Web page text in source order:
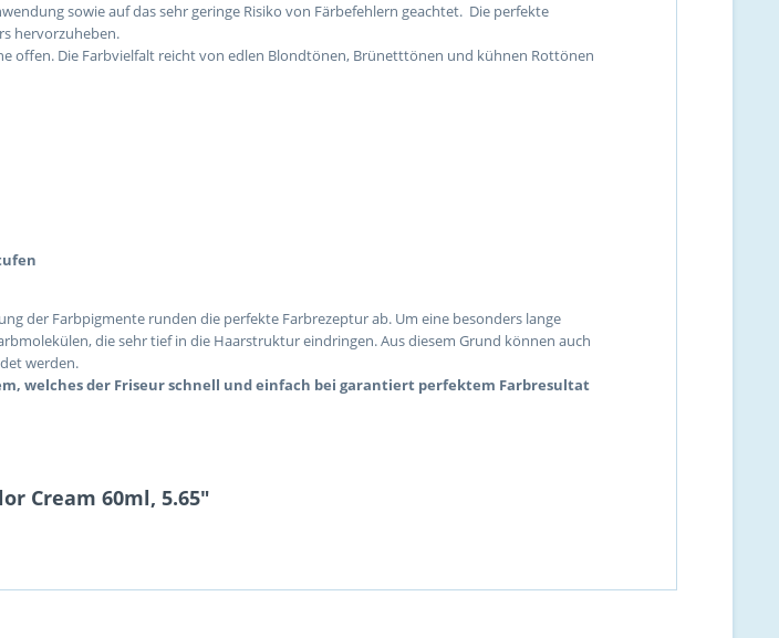
sowie auf das sehr geringe Risiko von Färbefehlern geachtet. Die perfekte
hervorzuheben.
offen. Die Farbvielfalt reicht von edlen Blondtönen, Brünetttönen und kühnen Rottönen
der Farbpigmente runden die perfekte Farbrezeptur ab. Um eine besonders lange
die sehr tief in die Haarstruktur eindringen. Aus diesem Grund können auch
werden.
welches der Friseur schnell und einfach bei garantiert perfektem Farbresultat
Cream 60ml, 5.65"